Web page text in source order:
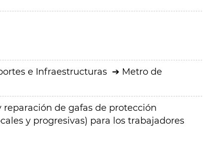
e Infraestructuras Metro de
de gafas de protección
y progresivas) para los trabajadores